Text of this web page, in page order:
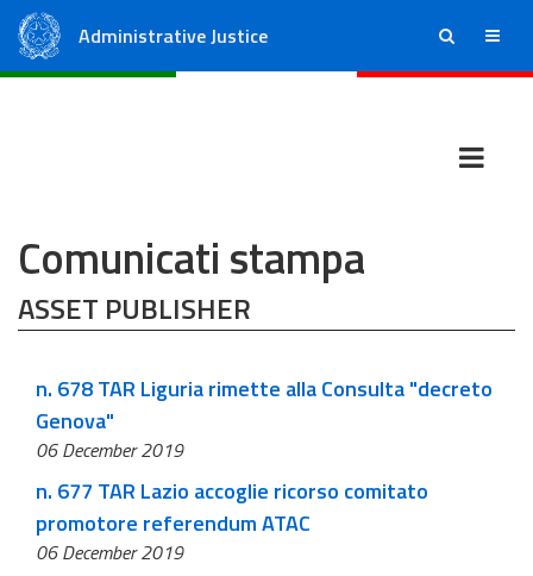
Administrative Justice ricerca menu
Comunicati stampa
ASSET PUBLISHER
n. 678 TAR Liguria rimette alla Consulta "decreto
Genova"
06 December 2019
n. 677 TAR Lazio accoglie ricorso comitato
promotore referendum ATAC
06 December 2019